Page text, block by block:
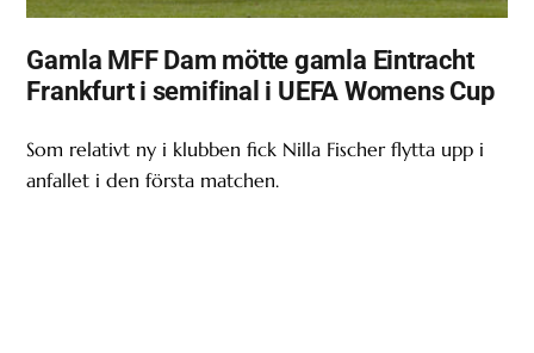
Gamla MFF Dam mötte gamla Eintracht
Frankfurt i semifinal i UEFA Womens Cup
Som relativt ny i klubben fick Nilla Fischer flytta upp i
anfallet i den första matchen.